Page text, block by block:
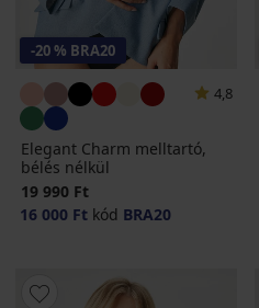
-20 % BRA20
4,8
Elegant Charm melltartó,
bélés nélkül
19 990 Ft
16 000 Ft kód BRA20